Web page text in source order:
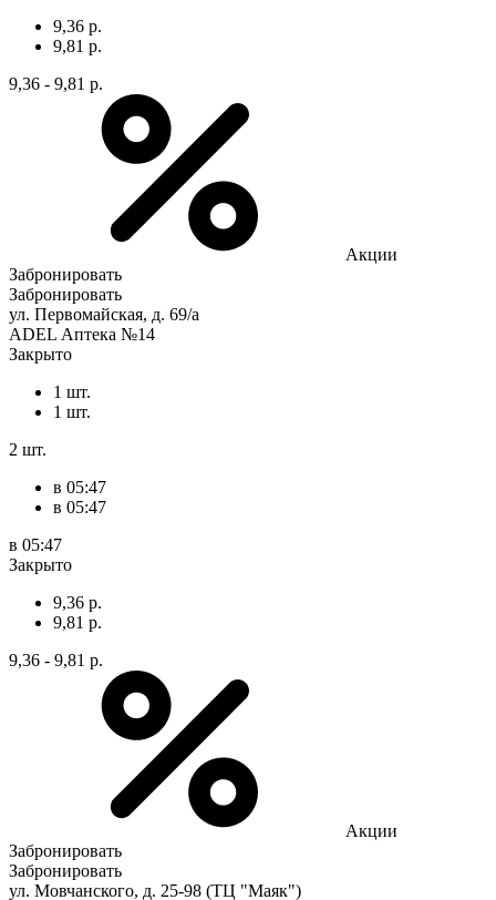
9,36 р.
9,81 р.
9,36 - 9,81 р.
Акции
Забронировать
Забронировать
ул. Первомайская, д. 69/а
ADEL Аптека №14
Закрыто
1 шт.
1 шт.
2 шт.
в 05:47
в 05:47
в 05:47
Закрыто
9,36 р.
9,81 р.
9,36 - 9,81 р.
Акции
Забронировать
Забронировать
ул. Мовчанского, д. 25-98 (ТЦ "Маяк")